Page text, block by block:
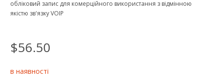
обліковий запис для комерційного використання з відмінною
якістю зв'язку VOIP
$56.50
в наявності